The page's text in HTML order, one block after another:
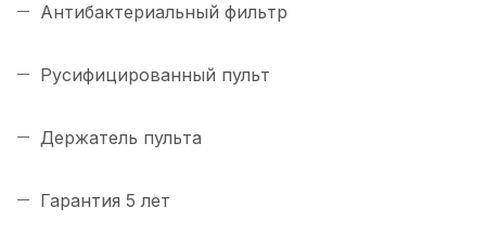
Антибактериальный фильтр
Русифицированный пульт
Держатель пульта
Гарантия 5 лет